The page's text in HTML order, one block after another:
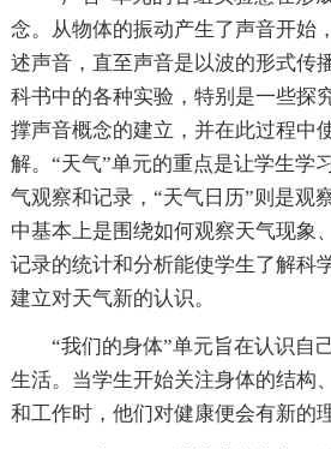
念。从物体的振动产生了声音开始
述声音，直至声音是以波的形式传
科书中的各种实验，特别是一些探
撑声音概念的建立，并在此过程中
解。“天气”单元的重点是让学生学
气观察和记录，“天气日历”则是观
中基本上是围绕如何观察天气现象
记录的统计和分析能使学生了解科
建立对天气新的认识。
“我们的身体”单元旨在认识自
生活。当学生开始关注身体的结构
和工作时，他们对健康便会有新的